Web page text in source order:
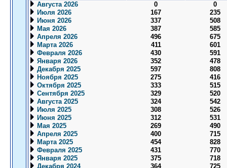
Августа 2026
0
0
Июля 2026
167
235
Июня 2026
337
508
Мая 2026
387
585
Апреля 2026
496
675
Марта 2026
411
601
Февраля 2026
430
591
Января 2026
352
478
Декабря 2025
597
808
Ноября 2025
275
416
Октября 2025
333
515
Сентября 2025
329
520
Августа 2025
324
542
Июля 2025
308
526
Июня 2025
312
531
Мая 2025
269
490
Апреля 2025
400
715
Марта 2025
454
828
Февраля 2025
431
770
Января 2025
375
718
Декабря 2024
364
725